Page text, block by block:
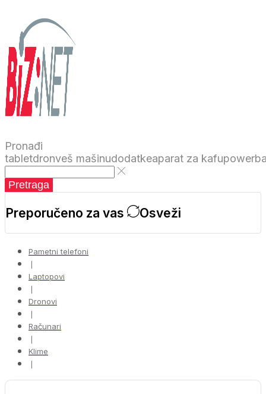
Pronađi
tabletdronveš mašinudodatkeaparat za kafu
Pretraga
Preporučeno za vas Osveži
Pametni telefoni
❘
Laptopovi
❘
Dronovi
❘
Računari
❘
Klime
❘